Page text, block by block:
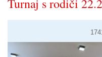
Turnaj s rodiči